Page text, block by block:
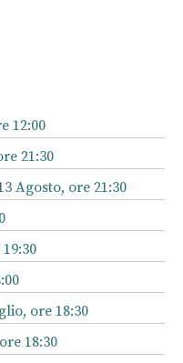
12:00
21:30
Agosto, ore 21:30
ore 18:30
18:30